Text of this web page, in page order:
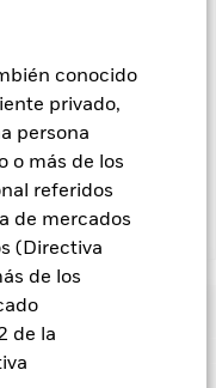
conocido
privado,
persona
o más de los
referidos
de mercados
(Directiva
de los
de la
percibirá el 62,5% de
de préstamo de
ingresos por préstamos
funcionamiento del
gastos corrientes.
Fund